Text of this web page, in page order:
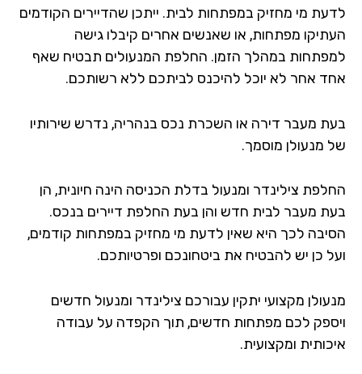
מי מחזיק במפתחות לבית. ייתכן שהדיירים הקודמים
מפתחות, או שאנשים אחרים קיבלו גישה
במהלך הזמן. החלפת המנעולים תבטיח שאף
אחר לא יוכל להיכנס לביתכם ללא רשותכם.
מעבר דירה או השכרת נכס בנהריה, נדרש שירותיו
מנעולן מוסמך.
צילינדר ומנעול בדלת הכניסה הינה חיונית, הן
מעבר לבית חדש והן בעת החלפת דיירים בנכס.
לכך היא שאין לדעת מי מחזיק במפתחות קודמים,
כן יש להבטיח את ביטחונכם ופרטיותכם.
מקצועי יתקין עבורכם צילינדר ומנעול חדשים
לכם מפתחות חדשים, תוך הקפדה על עבודה
ומקצועית.